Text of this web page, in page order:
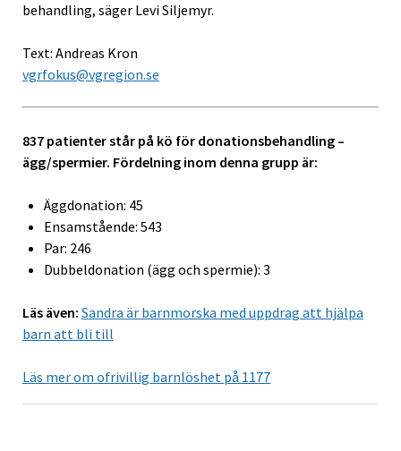
behandling, säger Levi Siljemyr.
Text: Andreas Kron
vgrfokus@vgregion.se
837 patienter står på kö för donationsbehandling –
ägg/spermier. Fördelning inom denna grupp är:
Äggdonation: 45
Ensamstående: 543
Par: 246
Dubbeldonation (ägg och spermie): 3
Läs även: Sandra är barnmorska med uppdrag att hjälpa
barn att bli till
Läs mer om ofrivillig barnlöshet på 1177